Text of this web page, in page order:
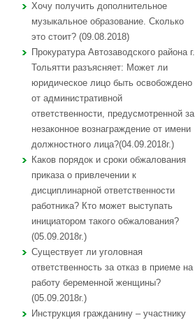
Хочу получить дополнительное
музыкальное образование. Сколько
это стоит? (09.08.2018)
Прокуратура Автозаводского района г.
Тольятти разъясняет: Может ли
юридическое лицо быть освобождено
от административной
ответственности, предусмотренной за
незаконное вознаграждение от имени
должностного лица?(04.09.2018г.)
Каков порядок и сроки обжалования
приказа о привлечении к
дисциплинарной ответственности
работника? Кто может выступать
инициатором такого обжалования?
(05.09.2018г.)
Существует ли уголовная
ответственность за отказ в приеме на
работу беременной женщины?
(05.09.2018г.)
Инструкция гражданину – участнику